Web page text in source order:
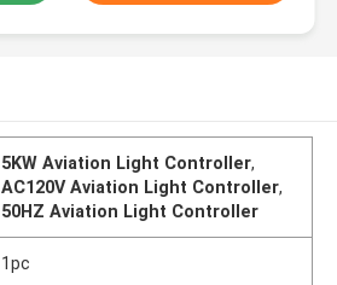
5KW Aviation Light Controller,
AC120V Aviation Light Controller,
50HZ Aviation Light Controller
1pc